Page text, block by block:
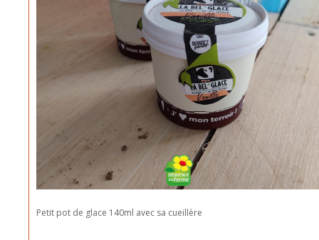
Petit pot de glace 140ml avec sa cueillère